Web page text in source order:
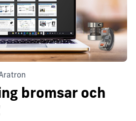
bromsar och